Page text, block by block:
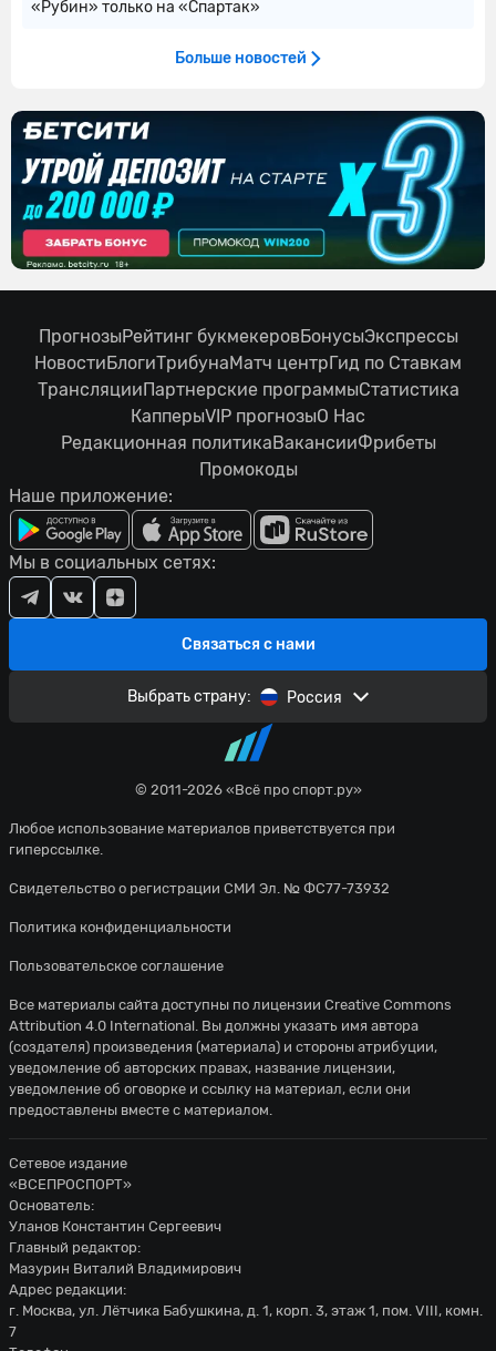
«Рубин» только на «Спартак»
Больше новостей
© 2011-2026 «Всё про спорт.ру»
Любое использование материалов приветствуется при
гиперссылке.
Свидетельство о регистрации СМИ Эл. № ФС77-73932
Политика конфиденциальности
Пользовательское соглашение
ПрогнозыРейтинг букмекеровБонусыЭкспрессы
НовостиБлогиТрибунаМатч центрГид по Ставкам
ТрансляцииПартнерские программыСтатистика
КапперыVIP прогнозыО Нас
Редакционная политикаВакансииФрибеты
Промокоды
Наше приложение:
Связаться с нами
Мы в социальных сетях:
Выбрать страну: Россия
Все материалы сайта доступны по лицензии Creative Commons
Attribution 4.0 International. Вы должны указать имя автора
(создателя) произведения (материала) и стороны атрибуции,
уведомление об авторских правах, название лицензии,
уведомление об оговорке и ссылку на материал, если они
предоставлены вместе с материалом.
Сетевое издание
«ВСЕПРОСПОРТ»
Основатель:
Уланов Константин Сергеевич
Главный редактор:
Мазурин Виталий Владимирович
Адрес редакции:
г. Москва, ул. Лётчика Бабушкина, д. 1, корп. 3, этаж 1, пом. VIII, комн.
7